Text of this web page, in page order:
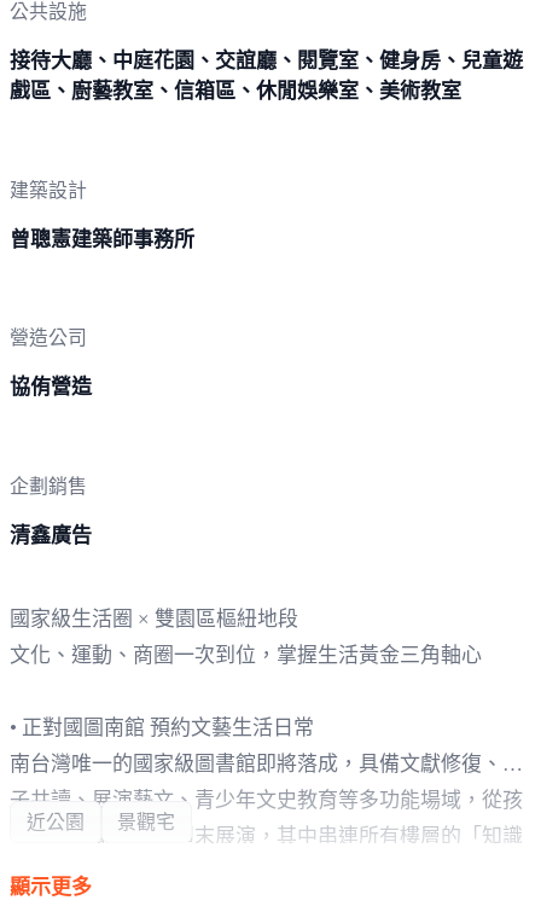
公共設施
接待大廳、中庭花園、交誼廳、閱覽室、健身房、兒童遊
戲區、廚藝教室、信箱區、休閒娛樂室、美術教室
建築設計
曾聰憲建築師事務所
營造公司
協侑營造
企劃銷售
清鑫廣告
國家級生活圈 × 雙園區樞紐地段
文化、運動、商圈一次到位，掌握生活黃金三角軸心
• 正對國圖南館 預約文藝生活日常
南台灣唯一的國家級圖書館即將落成，具備文獻修復、親
子共讀、展演藝文、青少年文史教育等多功能場域，從孩
子閱讀啟蒙到家庭週末展演，其中串連所有樓層的「知識
之徑」極為壯觀。
近公園 景觀宅
顯示更多